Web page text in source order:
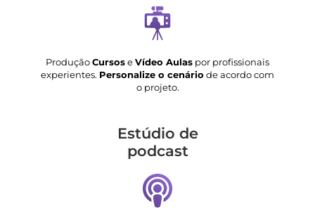
ProduçãoCursoseVídeo Aulas por profissionais
experientes. Personalize o cenário de acordo com
o projeto.
Estúdio de
podcast